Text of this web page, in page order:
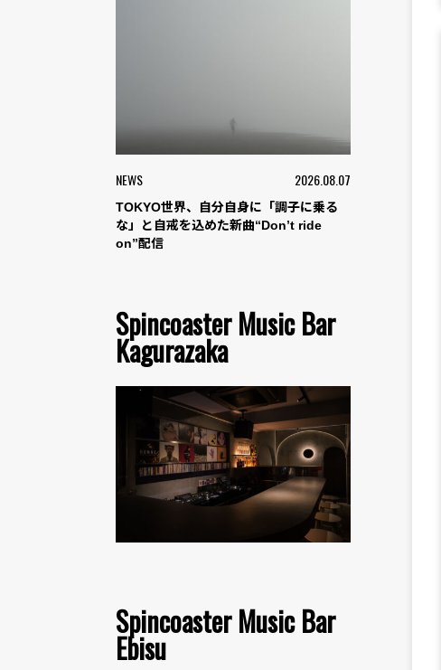
NEWS 2026.08.07
TOKYO世界、自分自身に「調子に乗る
な」と自戒を込めた新曲“Don’t ride
on”配信
Spincoaster Music Bar
Kagurazaka
Spincoaster Music Bar
Ebisu